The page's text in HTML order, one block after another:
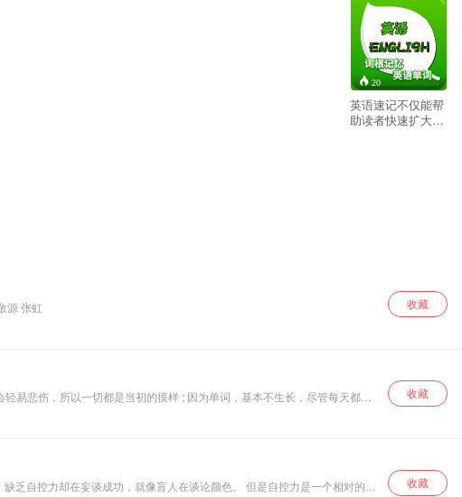
20
英语速记不仅能帮
助读者快速扩大词
官方教材：《英语(二)自学教程》/《英语(一)自学教程》 外语教学与研究出版社 2012年版 张敬源 张虹
收藏
收藏
收藏